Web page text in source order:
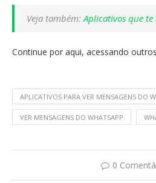
Veja também: Aplicativos que
Continue por aqui, acessando
APLICATIVOS PARA VER MENSAGENS DO
VER MENSAGENS DO WHATSAPP
0